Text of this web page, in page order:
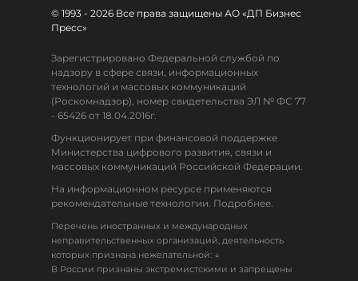
© 1993 - 2026 Все права защищены АО «ДП Бизнес
Пресс»
Зарегистрировано Федеральной службой по
надзору в сфере связи, информационных
технологий и массовых коммуникаций
(Роскомнадзор), номер свидетельства ЭЛ № ФС 77
- 65426 от 18.04.2016г.
Функционирует при финансовой поддержке
Министерства цифрового развития, связи и
массовых коммуникаций Российской Федерации.
На информационном ресурсе применяются
рекомендательные технологии. Подробнее.
Перечень иностранных и международных
неправительственных организаций, деятельность
которых признана нежелательной: ↓
В России признаны экстремистскими и запрещены